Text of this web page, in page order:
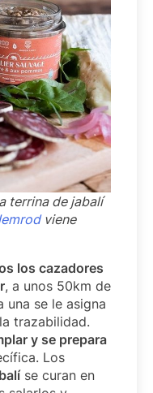
terrina de jabalí
viene
los cazadores
, a unos 50km de
una se le asigna
trazabilidad.
y se prepara
Los
se curan en